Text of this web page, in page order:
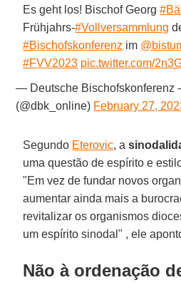
Es geht los! Bischof Georg
Frühjahrs-#Vollversammlung
#Bischofskonferenz im
#FVV2023 pic.twitter.com/
— Deutsche Bischofskonferenz
(@dbk_online) February 27,
Segundo Eterovic, a
uma questão de espírito e
"Em vez de fundar novos
aumentar ainda mais a
revitalizar os organismos
um espírito sinodal" , ele
Não à ordenação